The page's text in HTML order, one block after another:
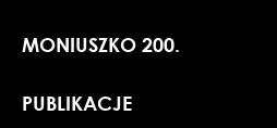
MONIUSZKO 200.
PUBLIKACJE